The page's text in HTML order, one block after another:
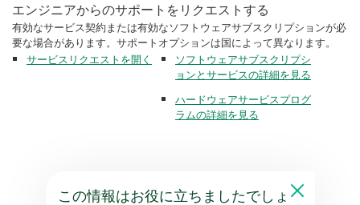
エンジニアからのサポートをリクエストする
有効なサービス契約または有効なソフトウェアサブスクリプションが必
要な場合があります。サポートオプションは国によって異なります。
サービスリクエストを開く
ソフトウェアサブスクリプシ
ョンとサービスの詳細を見る
ハードウェアサービスプログ
ラムの詳細を見る
この情報はお役に立ちましたでしょ